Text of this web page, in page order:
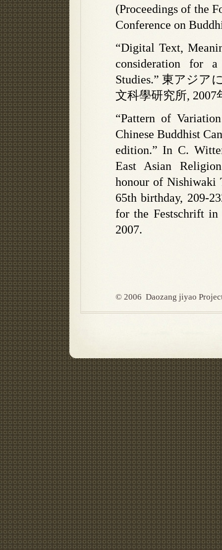
(Proceedings of the
Conference on
“Digital Text,
consideration for
Studies.” 東アジア
文科學研究所, 2007
“Pattern of
Chinese Buddhist
edition.” In C.
East Asian
honour of Nishiwaki
65th birthday, 209-
for the Festschrift
2007.
© 2006 Daozang jiyao